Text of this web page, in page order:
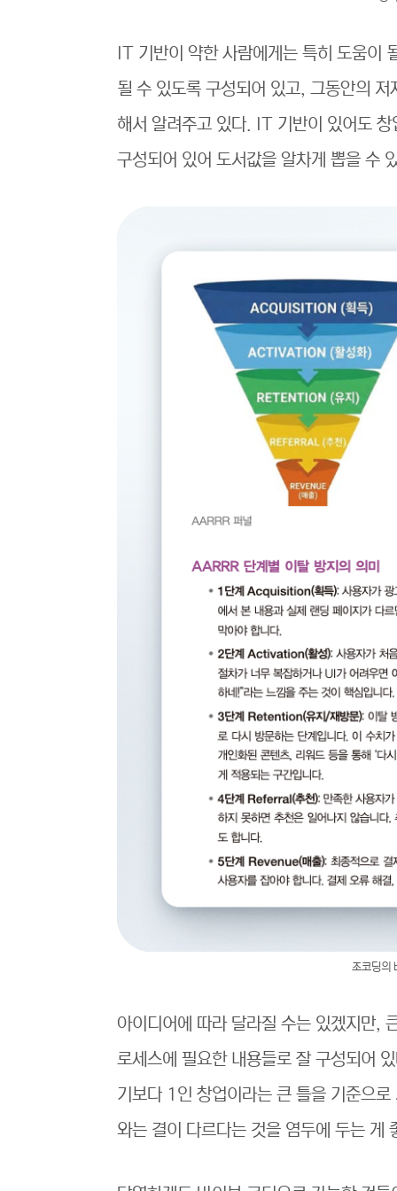
IT 기반이 약한 사람에게는 특히 도움이
될 수 있도록 구성되어 있고, 그동안의
해서 알려주고 있다. IT 기반이 있어도
구성되어 있어 도서값을 알차게 뽑을 수
조코딩의
아이디어에 따라 달라질 수는 있겠지만,
로세스에 필요한 내용들로 잘 구성되어
기보다 1인 창업이라는 큰 틀을 기준으
와는 결이 다르다는 것을 염두에 두는 게